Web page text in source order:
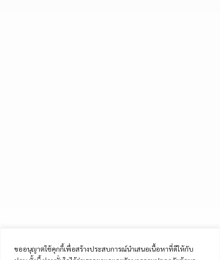
ขออนุญาตใช้คุกกี้เพื่อสร้างประสบการณ์นำเสนอเนื้อหาที่ดีให้กับ